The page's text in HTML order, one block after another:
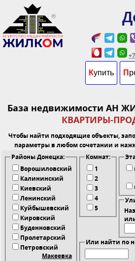
Купить П
База недвижимости АН
КВАРТИРЫ-
Чтобы найти подходящие объекты,
параметры в любом сочетании и
Районы Донецка:
Ворошиловский
Калининский
Киевский
Ленинский
Куйбышевский
Кировский
Буденновский
Пролетарский
Петровский
Макеевка
Комнат:
1
2
3
4
5
Или найти по